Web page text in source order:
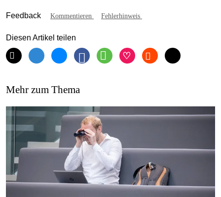
Feedback Kommentieren Fehlerhinweis
Diesen Artikel teilen
Mehr zum Thema